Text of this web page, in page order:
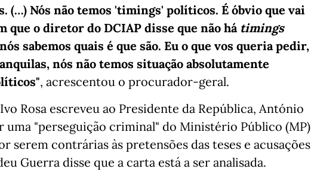
(…) Nós não temos 'timings' políticos. É óbvio que vai
que o diretor do DCIAP disse que não há timings
sabemos quais é que são. Eu o que vos queria pedir,
nós não temos situação absolutamente
, acrescentou o procurador-geral.
Rosa escreveu ao Presidente da República, António
uma "perseguição criminal" do Ministério Público (MP)
serem contrárias às pretensões das teses e acusações
Guerra disse que a carta está a ser analisada.